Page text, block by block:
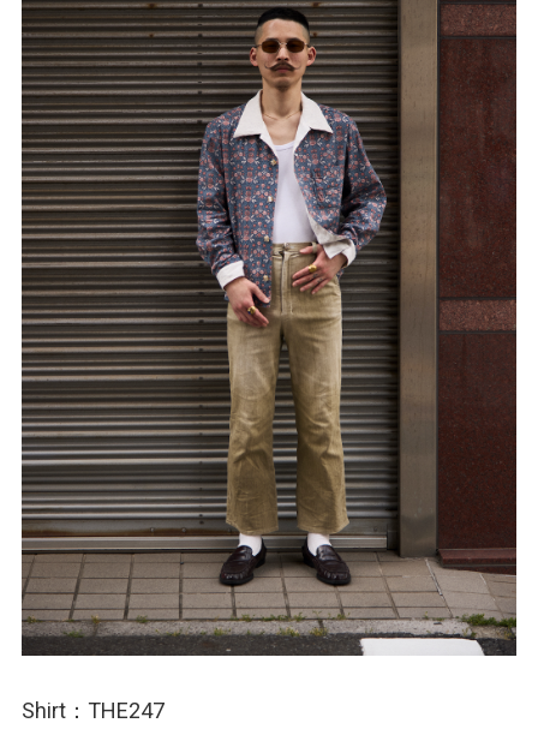
Shirt：THE247